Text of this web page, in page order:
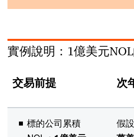
實例說明：1億美元
交易前提 次
標的公司累積
假